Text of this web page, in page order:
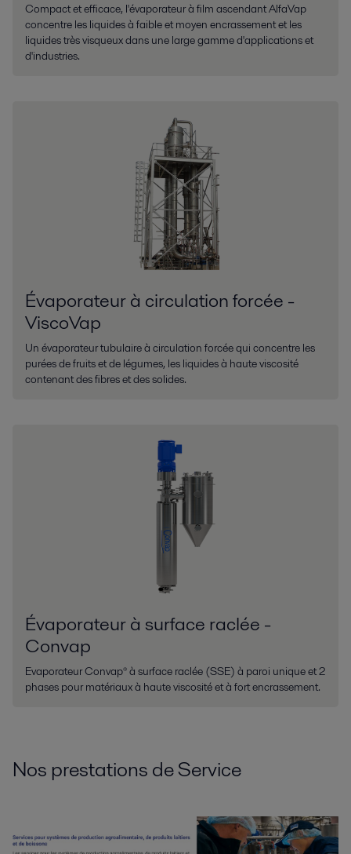
Compact et efficace, l'évaporateur à film ascendant AlfaVap
concentre les liquides à faible et moyen encrassement et les
liquides très visqueux dans une large gamme d'applications et
d'industries.
Évaporateur à circulation forcée -
ViscoVap
Un évaporateur tubulaire à circulation forcée qui concentre les
purées de fruits et de légumes, les liquides à haute viscosité
contenant des fibres et des solides.
Évaporateur à surface raclée -
Convap
Evaporateur Convap® à surface raclée (SSE) à paroi unique et 2
phases pour matériaux à haute viscosité et à fort encrassement.
Nos prestations de Service